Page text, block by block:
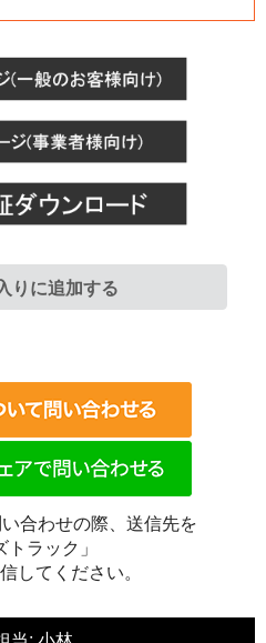
りに追加する
合わせの際、送信先を
トラック」
してください。